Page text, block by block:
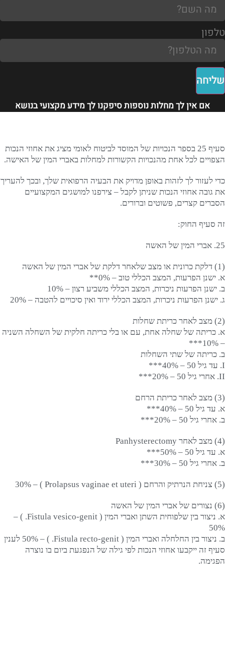
טלפון
שליחה
אם אין לך מחלות נוספות סיפקנו לך מידע מקצועי בנושא
סעיף 25 בספר הנכויות של המוסד לביטוח לאומי מציג את אחוזי הנכות
הצפויים לכל אחת מהנכויות הקשורות למחלות באברי המין של האישה.
כדי לעזור לך לזהות באופן מדויק את הבעיה הרפואית שלך, ובכך להעריך
את גובה אחוזי הנכות שניתן לקבל – צירפנו למושגים המקצועיים
הסברים קצרים, פשוטים וברורים.
זה סעיף החוק:
25. אברי המין של האשה
(1) דלקת כרונית או מצב שלאחר דלקת של אברי המין של האשה
א. ישנן הפרעות, המצב הכללי טוב – 0%**
ב. ישנן הפרעות ניכרות, המצב הכללי משביע רצון – 10%
ג. ישנן הפרעות ניכרות, המצב הכללי ירוד ואין סיכויים להטבה – 20%
(2) מצב לאחר כריתת שחלות
א. כריתה של שחלה אחת, עם או בלי כריתה חלקית של השחלה השניה
– 10%***
ב. כריתה של שתי השחלות
I. עד גיל 50 – 40%***
II. אחרי גיל 50 – 20%***
(3) מצב לאחר כריתת הרחם
א. עד גיל 50 – 40%***
ב. אחרי גיל 50 – 20%***
(4) מצב לאחר Panhysterectomy
א. עד גיל 50 – 50%***
ב. אחרי גיל 50 – 30%***
(5) צניחת הנרתיק והרחם ( Prolapsus vaginae et uteri ) – 30%
(6) נצורים של אברי המין של האשה
א. ניצור בין שלפוחית השתן ואברי המין ( Fistula vesico-genit. ) –
50%
ב. ניצור בין החלחלה ואברי המין ( Fistula recto-genit. ) – 50% לענין
סעיף זה ייקבעו אחוזי הנכות לפי גילה של הנפגעת ביום בו נוצרה
הפגימה.